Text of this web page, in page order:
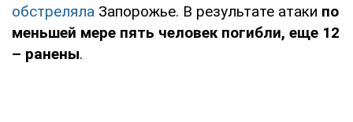
обстреляла Запорожье. В результате атаки по
меньшей мере пять человек погибли, еще 12
– ранены.